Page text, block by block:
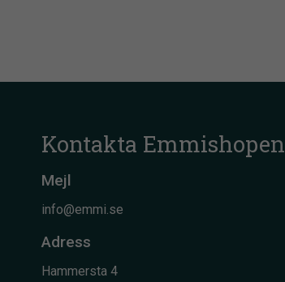
Kontakta Emmishopen
Mejl
info@emmi.se
Adress
Hammersta 4